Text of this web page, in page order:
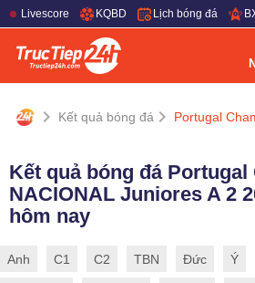
Livescore KQBD Lịch bóng đá
Kết quả bóng đá Portugal
Kết quả bóng đá Portugal
NACIONAL Juniores A 2
hôm nay
Anh C1 C2 TBN Đức Ý